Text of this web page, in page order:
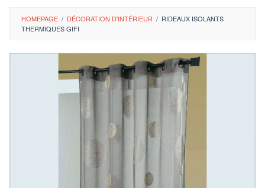
HOMEPAGE / DÉCORATION D'INTÉRIEUR / RIDEAUX ISOLANTS
THERMIQUES GIFI